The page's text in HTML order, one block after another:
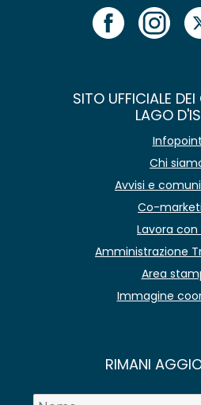
SITO UFFICIALE
LAGO
Infopoint
Chi
Avvisi e
Co-
Lavora con
Amministrazione
Area
Immagine
RIMANI